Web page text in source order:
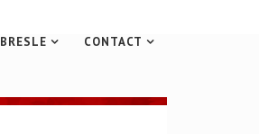
BRESLE CONTACT